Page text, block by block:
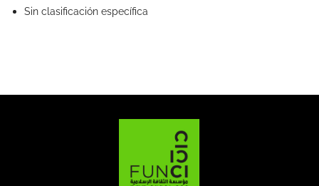
Sin clasificación específica